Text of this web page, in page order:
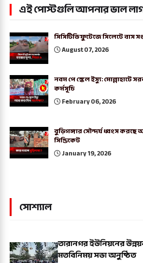
এই পোস্টগুলি আপনার ভাল
সিসিটিভি ফুটেজে সিলেটে বাস
August 07, 2026
নবম পে স্কেল ইস্যু: মোল্লাহাটে
কর্মসূচি
February 06, 2026
বুড়িগঙ্গার সৌন্দর্য ধ্বংস
সিন্ডিকেট
January 19, 2026
সোশ্যাল
তারানগর ইউনিয়নের
মতবিনিময় সভা অনুষ্ঠিত